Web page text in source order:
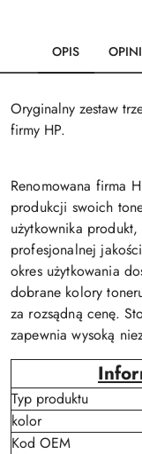
OPIS
Oryginalny zestaw
firmy HP.
Renomowana firma
produkcji swoich
użytkownika
profesjonalnej
okres użytkowania
dobrane kolory
za rozsądną cenę.
zapewnia wysoką
Typ produktu
kolor
Kod OEM